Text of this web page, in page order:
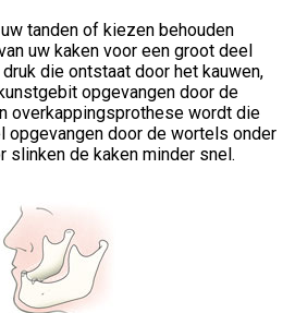
tanden of kiezen behouden
uw kaken voor een groot deel
die ontstaat door het kauwen,
opgevangen door de
overkappingsprothese wordt die
opgevangen door de wortels onder
slinken de kaken minder snel.